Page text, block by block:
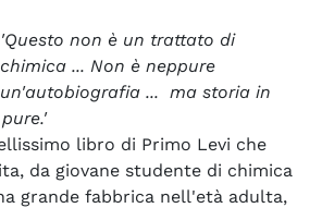
'Questo non è un trattato di
chimica ... Non è neppure
un'autobiografia ... ma storia in
libro di Primo Levi che
da giovane studente di chimica
grande fabbrica nell'età adulta,